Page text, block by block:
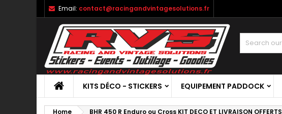
Email: contact@racingandvintagesolutions.fr
KITS DÉCO - STICKERS EQUIPEMENT PADDOCK
Home BHR 450 R Enduro ou Cross KIT DECO ET LIVRAISON OFFERTS